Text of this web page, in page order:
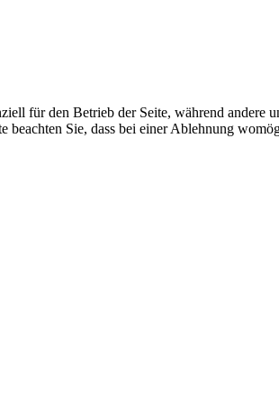
für den Betrieb der Seite, während
beachten Sie, dass bei einer Ablehnung